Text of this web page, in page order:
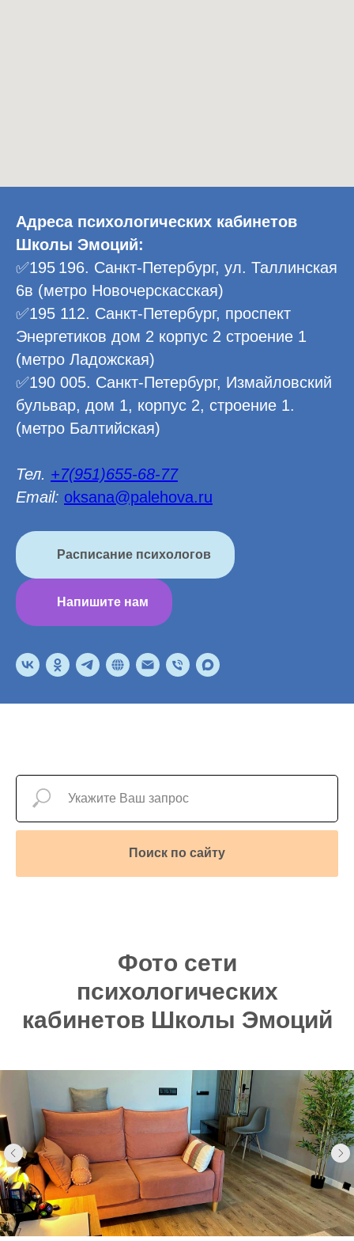
Адреса психологических кабинетов
Школы Эмоций:
✅195 196. Санкт-Петербург, ул. Таллинская
6в (метро Новочерскасская)
✅195 112. Санкт-Петербург, проспект
Энергетиков дом 2 корпус 2 строение 1
(метро Ладожская)
✅190 005. Санкт-Петербург, Измайловский
бульвар, дом 1, корпус 2, строение 1.
(метро Балтийская)
Тел. +7(951)655-68-77
Email: oksana@palehova.ru
Расписание психологов
Напишите нам
Поиск по сайту
Фото сети
психологических
кабинетов Школы Эмоций